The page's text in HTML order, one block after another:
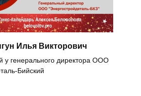
Илья Викторович
у генерального директора ООО
Бийский